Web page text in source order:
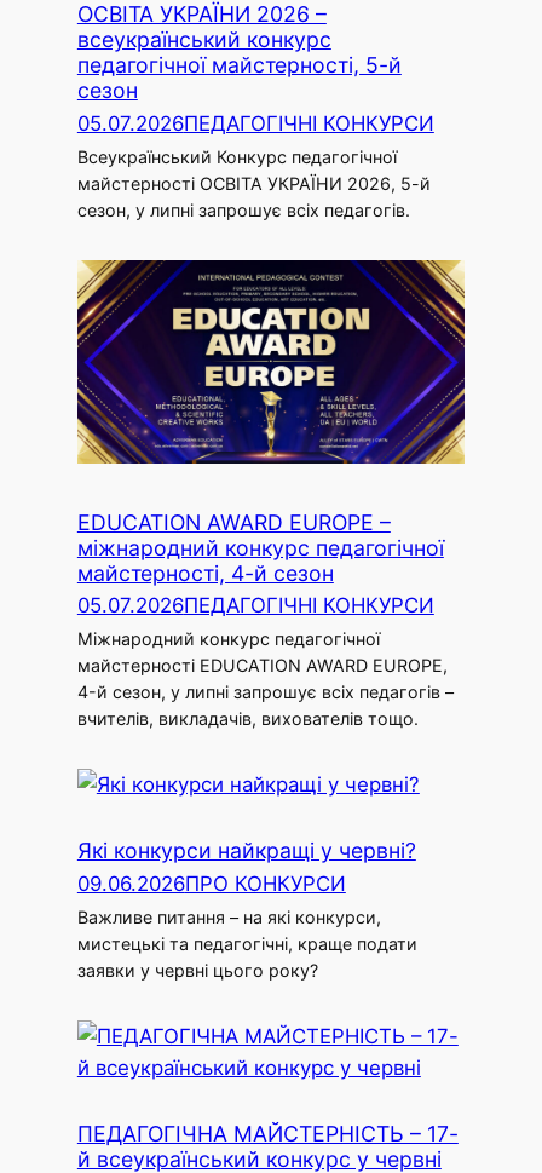
ОСВІТА УКРАЇНИ 2026 –
всеукраїнський конкурс
педагогічної майстерності, 5-й
сезон
05.07.2026ПЕДАГОГІЧНІ КОНКУРСИ
Всеукраїнський Конкурс педагогічної
майстерності ОСВІТА УКРАЇНИ 2026, 5-й
сезон, у липні запрошує всіх педагогів.
EDUCATION AWARD EUROPE –
міжнародний конкурс педагогічної
майстерності, 4-й сезон
05.07.2026ПЕДАГОГІЧНІ КОНКУРСИ
Міжнародний конкурс педагогічної
майстерності EDUCATION AWARD EUROPE,
4-й сезон, у липні запрошує всіх педагогів –
вчителів, викладачів, вихователів тощо.
Які конкурси найкращі у червні?
09.06.2026ПРО КОНКУРСИ
Важливе питання – на які конкурси,
мистецькі та педагогічні, краще подати
заявки у червні цього року?
ПЕДАГОГІЧНА МАЙСТЕРНІСТЬ – 17-
й всеукраїнський конкурс у червні